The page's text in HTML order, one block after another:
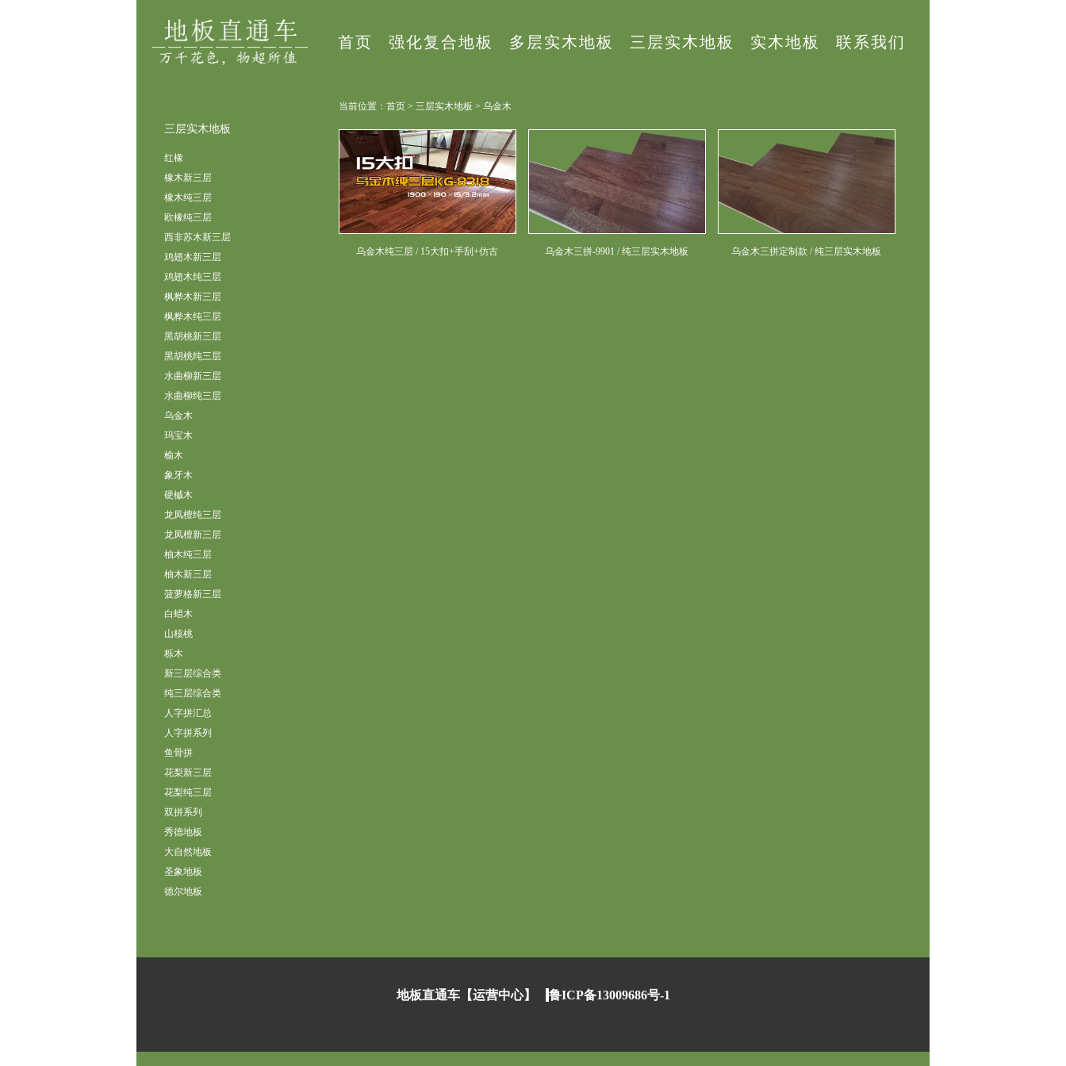
首页 强化复合地板 多层实木地板 三层实木地板 实木地板 联系我们
三层实木地板
红橡
橡木新三层
橡木纯三层
欧橡纯三层
西非苏木新三层
鸡翅木新三层
鸡翅木纯三层
枫桦木新三层
枫桦木纯三层
黑胡桃新三层
黑胡桃纯三层
水曲柳新三层
水曲柳纯三层
乌金木
玛宝木
榆木
象牙木
硬槭木
龙凤檀纯三层
龙凤檀新三层
柚木纯三层
柚木新三层
菠萝格新三层
白蜡木
山核桃
栎木
新三层综合类
纯三层综合类
人字拼汇总
人字拼系列
鱼骨拼
花梨新三层
花梨纯三层
双拼系列
秀德地板
大自然地板
圣象地板
德尔地板
当前位置：首页 > 三层实木地板 > 乌金木
乌金木纯三层 / 15大扣+手刮+仿古 乌金木三拼-9901 / 纯三层实木地板 乌金木三拼定制款 / 纯三层实木地板
地板直通车【运营中心】 鲁ICP备13009686号-1